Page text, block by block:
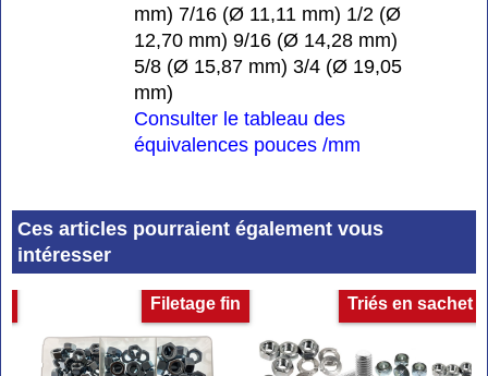
mm) 7/16 (Ø 11,11 mm) 1/2 (Ø
12,70 mm) 9/16 (Ø 14,28 mm)
5/8 (Ø 15,87 mm) 3/4 (Ø 19,05
mm)
Consulter le tableau des
équivalences pouces /mm
Ces articles pourraient également vous
intéresser
Filetage fin Triés en sachet